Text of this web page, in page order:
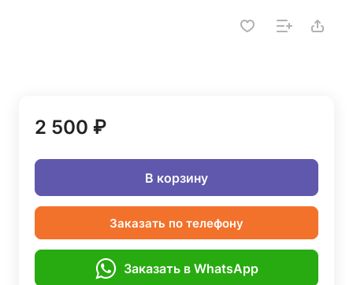
2 500 ₽
В корзину
Заказать по телефону
Заказать в WhatsApp